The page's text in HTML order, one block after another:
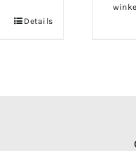
Details